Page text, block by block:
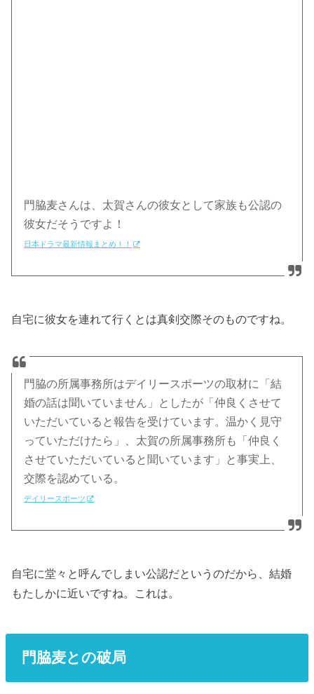
門脇麦さんは、太賀さんの彼女として家族も公認の
彼女だそうですよ！
日本ドラマ最新情報まとめ！！
自宅に彼女を連れて行くとは真剣交際そのものですね。
門脇の所属事務所はデイリースポーツの取材に「結
婚の話は聞いていません」としたが「仲良くさせて
いただいていると報告を受けています。温かく見守
っていただけたら」、太賀の所属事務所も「仲良く
させていただいていると聞いています」と事実上、
交際を認めている。
デイリースポーツ
自宅に堂々と呼んでしまい公認だというのだから、結婚
もたしかに近いですね。これは。
門脇麦との破局